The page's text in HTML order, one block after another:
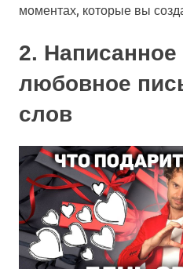
моментах, которые вы
2. Написанное
любовное
слов